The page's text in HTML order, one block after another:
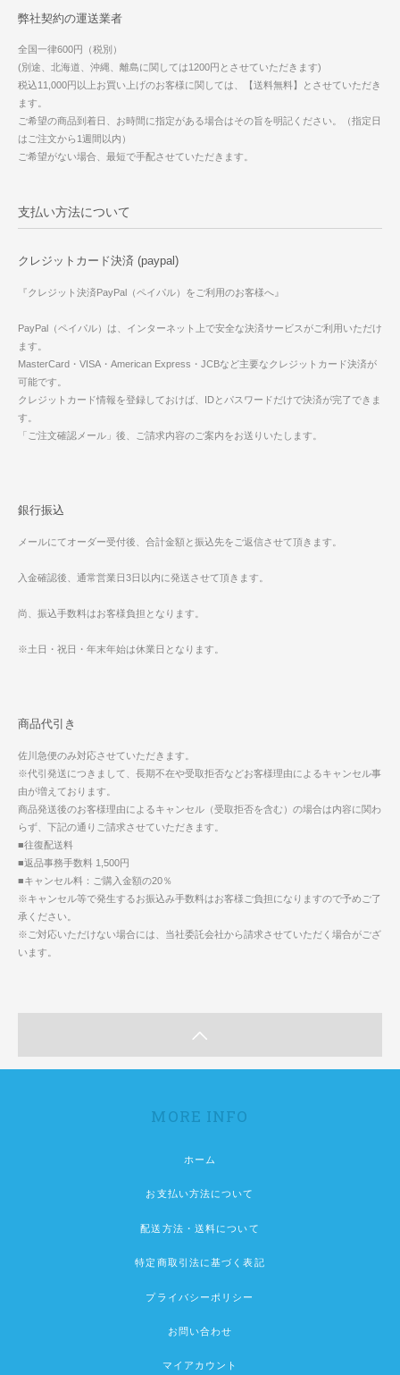
弊社契約の運送業者
全国一律600円（税別）
(別途、北海道、沖縄、離島に関しては1200円とさせていただきます)
税込11,000円以上お買い上げのお客様に関しては、【送料無料】とさせていただき
ます。
ご希望の商品到着日、お時間に指定がある場合はその旨を明記ください。（指定日
はご注文から1週間以内）
ご希望がない場合、最短で手配させていただきます。
支払い方法について
クレジットカード決済 (paypal)
『クレジット決済PayPal（ペイパル）をご利用のお客様へ』
PayPal（ペイパル）は、インターネット上で安全な決済サービスがご利用いただけ
ます。
MasterCard・VISA・American Express・JCBなど主要なクレジットカード決済が
可能です。
クレジットカード情報を登録しておけば、IDとパスワードだけで決済が完了できま
す。
「ご注文確認メール」後、ご請求内容のご案内をお送りいたします。
銀行振込
メールにてオーダー受付後、合計金額と振込先をご返信させて頂きます。
入金確認後、通常営業日3日以内に発送させて頂きます。
尚、振込手数料はお客様負担となります。
※土日・祝日・年末年始は休業日となります。
商品代引き
佐川急便のみ対応させていただきます。
※代引発送につきまして、長期不在や受取拒否などお客様理由によるキャンセル事
由が増えております。
商品発送後のお客様理由によるキャンセル（受取拒否を含む）の場合は内容に関わ
らず、下記の通りご請求させていただきます。
■往復配送料
■返品事務手数料 1,500円
■キャンセル料：ご購入金額の20％
※キャンセル等で発生するお振込み手数料はお客様ご負担になりますので予めご了
承ください。
※ご対応いただけない場合には、当社委託会社から請求させていただく場合がござ
います。
MORE INFO
ホーム
お支払い方法について
配送方法・送料について
特定商取引法に基づく表記
プライバシーポリシー
お問い合わせ
マイアカウント